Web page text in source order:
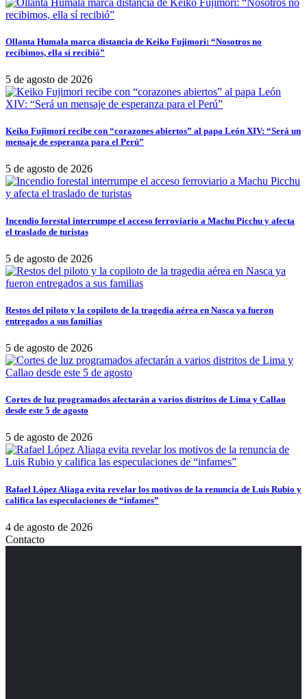
Ollanta Humala marca distancia de Keiko Fujimori: “Nosotros no
recibimos, ella sí recibió”
5 de agosto de 2026
Keiko Fujimori recibe con “corazones abiertos” al papa León XIV: “Será un
mensaje de esperanza para el Perú”
5 de agosto de 2026
Incendio forestal interrumpe el acceso ferroviario a Machu Picchu y afecta
el traslado de turistas
5 de agosto de 2026
Restos del piloto y la copiloto de la tragedia aérea en Nasca ya fueron
entregados a sus familias
5 de agosto de 2026
Cortes de luz programados afectarán a varios distritos de Lima y Callao
desde este 5 de agosto
5 de agosto de 2026
Rafael López Aliaga evita revelar los motivos de la renuncia de Luis Rubio y
califica las especulaciones de “infames”
4 de agosto de 2026
Contacto